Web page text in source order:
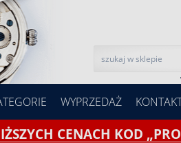
WYPRZEDAŻ
CENACH KOD